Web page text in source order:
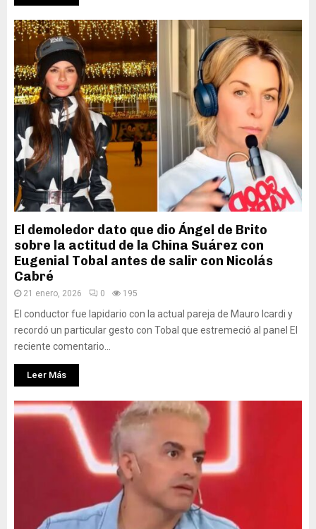
El demoledor dato que dio Ángel de Brito
sobre la actitud de la China Suárez con
Eugenial Tobal antes de salir con Nicolás
Cabré
21 enero, 2026 0 195
El conductor fue lapidario con la actual pareja de Mauro Icardi y
recordó un particular gesto con Tobal que estremeció al panel El
reciente comentario...
Leer Más